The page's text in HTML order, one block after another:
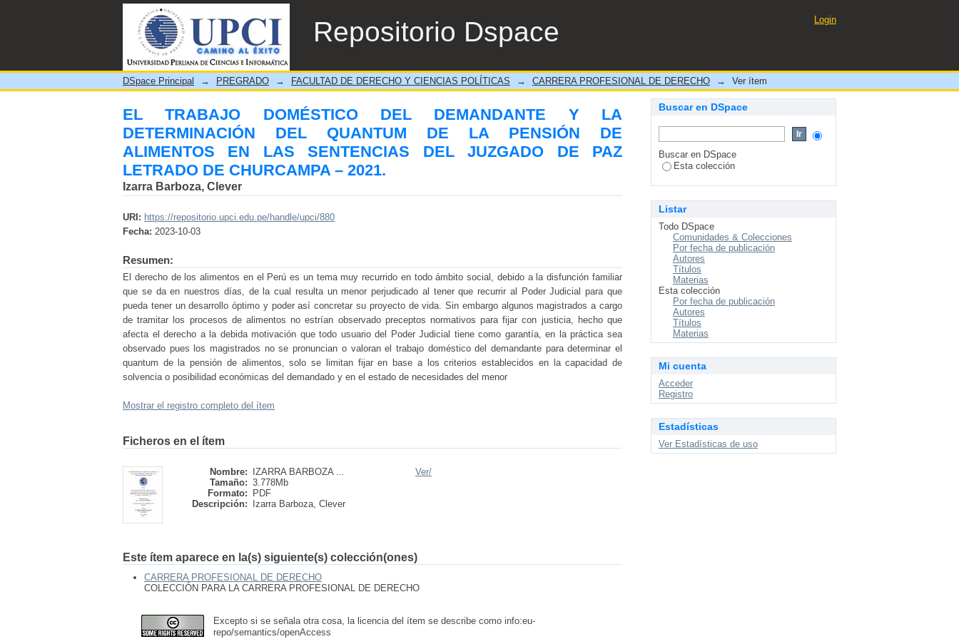
Repositorio Dspace
EL TRABAJO DOMÉSTICO DEL DEMANDANTE Y LA DETERMINACIÓN DEL QUANTUM DE LA
PENSIÓN DE ALIMENTOS EN LAS SENTENCIAS DEL JUZGADO DE PAZ LETRADO DE
CHURCAMPA – 2021.
Login
DSpace Principal → PREGRADO → FACULTAD DE DERECHO Y CIENCIAS POLÍTICAS → CARRERA PROFESIONAL DE DERECHO → Ver ítem
EL TRABAJO DOMÉSTICO DEL DEMANDANTE Y LA
DETERMINACIÓN DEL QUANTUM DE LA PENSIÓN DE
ALIMENTOS EN LAS SENTENCIAS DEL JUZGADO DE PAZ
LETRADO DE CHURCAMPA – 2021.
Izarra Barboza, Clever
URI: https://repositorio.upci.edu.pe/handle/upci/880
Fecha: 2023-10-03
Resumen:
El derecho de los alimentos en el Perú es un tema muy recurrido en todo ámbito social, debido a la disfunción familiar
que se da en nuestros días, de la cual resulta un menor perjudicado al tener que recurrir al Poder Judicial para que
pueda tener un desarrollo óptimo y poder así concretar su proyecto de vida. Sin embargo algunos magistrados a cargo
de tramitar los procesos de alimentos no estrían observado preceptos normativos para fijar con justicia, hecho que
afecta el derecho a la debida motivación que todo usuario del Poder Judicial tiene como garantía, en la práctica sea
observado pues los magistrados no se pronuncian o valoran el trabajo doméstico del demandante para determinar el
quantum de la pensión de alimentos, solo se limitan fijar en base a los criterios establecidos en la capacidad de
solvencia o posibilidad económicas del demandado y en el estado de necesidades del menor
Mostrar el registro completo del ítem
Ficheros en el ítem
Nombre:
IZARRA BARBOZA ...
Tamaño: 3.778Mb
Formato:
PDF
Descripción:
Izarra Barboza, Clever
Ver/
Este ítem aparece en la(s) siguiente(s) colección(ones)
CARRERA PROFESIONAL DE DERECHO
COLECCIÓN PARA LA CARRERA PROFESIONAL DE DERECHO
Excepto si se señala otra cosa, la licencia del ítem se describe como info:eu-
repo/semantics/openAccess
Buscar en DSpace
Buscar en DSpace
Esta colección
Listar
Todo DSpace
Comunidades & Colecciones
Por fecha de publicación
Autores
Títulos
Materias
Esta colección
Por fecha de publicación
Autores
Títulos
Materias
Mi cuenta
Acceder
Registro
Estadísticas
Ver Estadísticas de uso